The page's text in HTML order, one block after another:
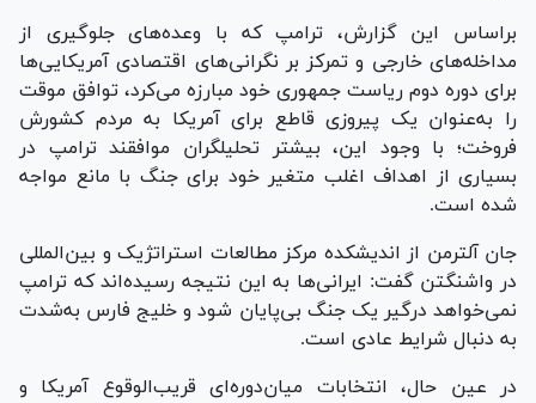
براساس این گزارش، ترامپ که با وعده‌های جلوگیری از
مداخله‌های خارجی و تمرکز بر نگرانی‌های اقتصادی آمریکایی‌ها
برای دوره دوم ریاست جمهوری خود مبارزه می‌کرد، توافق موقت
را به‌عنوان یک پیروزی قاطع برای آمریکا به مردم کشورش
فروخت؛ با وجود این، بیشتر تحلیلگران موافقند ترامپ در
بسیاری از اهداف اغلب متغیر خود برای جنگ با مانع مواجه
شده است.
جان آلترمن از اندیشکده مرکز مطالعات استراتژیک و بین‌المللی
در واشنگتن گفت: ایرانی‌ها به این نتیجه رسیده‌اند که ترامپ
نمی‌خواهد درگیر یک جنگ بی‌پایان شود و خلیج فارس به‌شدت
به دنبال شرایط عادی است.
در عین حال، انتخابات میان‌دوره‌ای قریب‌الوقوع آمریکا و